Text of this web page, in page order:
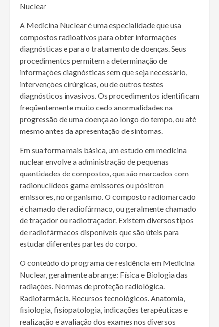
Nuclear
A Medicina Nuclear é uma especialidade que usa
compostos radioativos para obter informações
diagnósticas e para o tratamento de doenças. Seus
procedimentos permitem a determinação de
informações diagnósticas sem que seja necessário,
intervenções cirúrgicas, ou de outros testes
diagnósticos invasivos. Os procedimentos identificam
freqüentemente muito cedo anormalidades na
progressão de uma doença ao longo do tempo, ou até
mesmo antes da apresentação de sintomas.
Em sua forma mais básica, um estudo em medicina
nuclear envolve a administração de pequenas
quantidades de compostos, que são marcados com
radionuclídeos gama emissores ou pósitron
emissores, no organismo. O composto radiomarcado
é chamado de radiofármaco, ou geralmente chamado
de traçador ou radiotraçador. Existem diversos tipos
de radiofármacos disponíveis que são úteis para
estudar diferentes partes do corpo.
O conteúdo do programa de residência em Medicina
Nuclear, geralmente abrange: Física e Biologia das
radiações. Normas de proteção radiológica.
Radiofarmácia. Recursos tecnológicos. Anatomia,
fisiologia, fisiopatologia, indicações terapêuticas e
realização e avaliação dos exames nos diversos